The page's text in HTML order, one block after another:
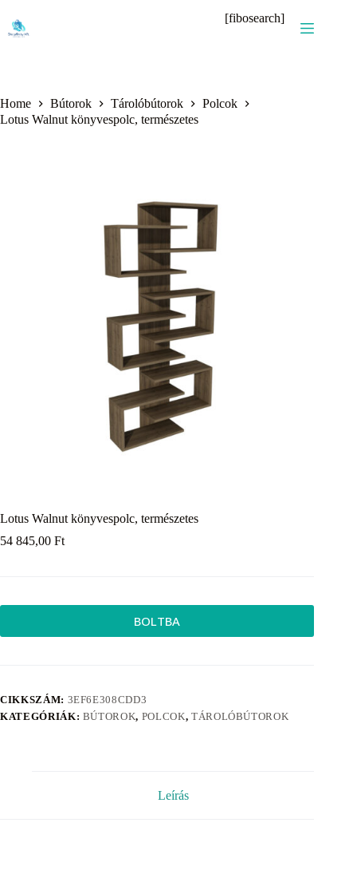
content
[fibosearch]
Home Bútorok Tárolóbútorok
Polcok
Lotus Walnut könyvespolc, természetes
Lotus Walnut könyvespolc, természetes
54 845,00 Ft
BOLTBA
CIKKSZÁM: 3EF6E308CDD3
KATEGÓRIÁK: BÚTOROK, POLCOK, TÁROLÓBÚTOROK
Leírás